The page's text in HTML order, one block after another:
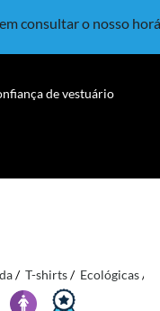
consultar o nosso
de vestuário
T-shirts Ecológicas